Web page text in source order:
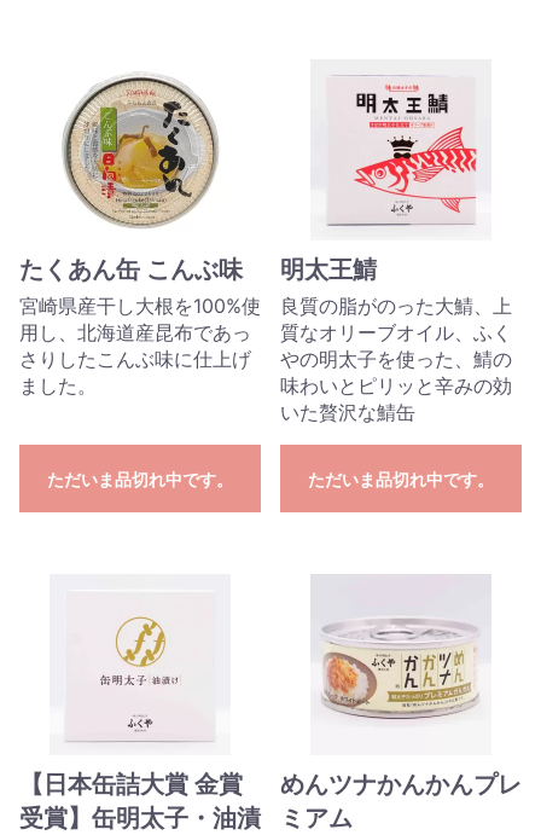
たくあん缶 こんぶ味
宮崎県産干し大根を100%使
用し、北海道産昆布であっ
さりしたこんぶ味に仕上げ
ました。
ただいま品切れ中です。
明太王鯖
良質の脂がのった大鯖、上
質なオリーブオイル、ふく
やの明太子を使った、鯖の
味わいとピリッと辛みの効
いた贅沢な鯖缶
ただいま品切れ中です。
【日本缶詰大賞 金賞
受賞】缶明太子・油漬
めんツナかんかんプレ
ミアム